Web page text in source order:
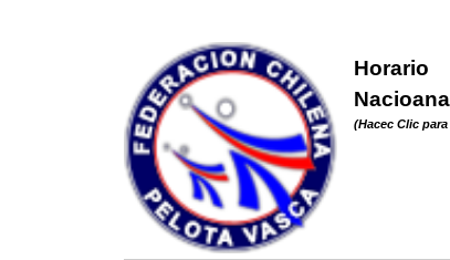
Horario
Nacioanal
(Hacec Clic